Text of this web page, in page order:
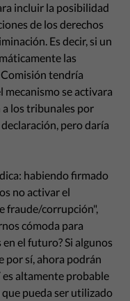
incluir la posibilidad
de los derechos
Es decir, si un
las
tendría
mecanismo se activara
los tribunales por
pero daría
habiendo firmado
no activar el
fraude/corrupción",
cómoda para
el futuro? Si algunos
por sí, ahora podrán
es altamente probable
pueda ser utilizado